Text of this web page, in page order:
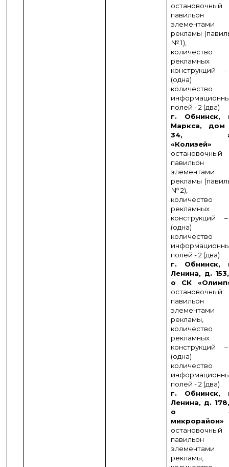
остановочный
элементами
рекламы
№ 1),
количество
рекламных
конструкций
(одна)
количество
полей - 2 (два)
г. Обнинск,
Маркса,
34, а/
«Колизей»
остановочный
элементами
рекламы
№ 2),
количество
рекламных
конструкций
(одна)
количество
полей - 2 (два)
г. Обнинск,
Ленина, д.
о СК
остановочный
элементами
рекламы,
количество
рекламных
конструкций
(одна)
количество
полей - 2 (два)
г. Обнинск,
Ленина, д.
о
микрорайон»
остановочный
элементами
рекламы,